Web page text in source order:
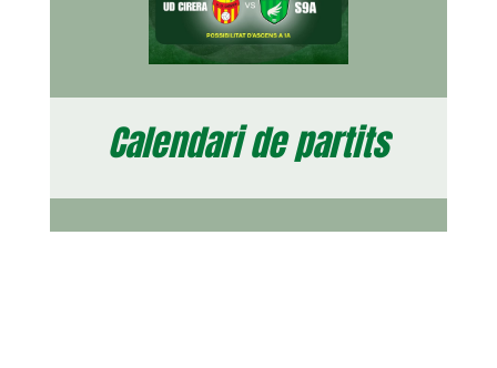
Calendari de partits